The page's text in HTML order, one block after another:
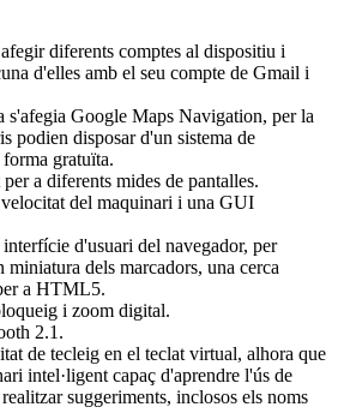
diferents comptes al dispositiu i
d'elles amb el seu compte de Gmail i
s'afegia Google Maps Navigation, per la
podien disposar d'un sistema de
gratuïta.
a diferents mides de pantalles.
del maquinari i una GUI
d'usuari del navegador, per
miniatura dels marcadors, una cerca
a HTML5.
i zoom digital.
2.1.
de tecleig en el teclat virtual, alhora que
intel·ligent capaç d'aprendre l'ús de
suggeriments, inclosos els noms